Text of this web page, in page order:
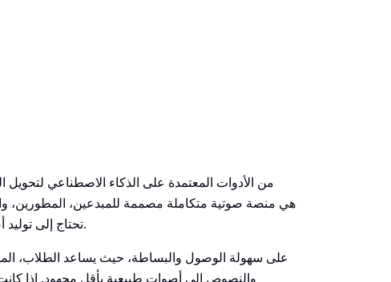
تحتاج إلى توليد أصوات تعبيرية، واستنساخ الأصوات، ومكتبة صوتية ضخمة.
والنصوص إلى أصوات طبيعية بأقل مجهود. إذا